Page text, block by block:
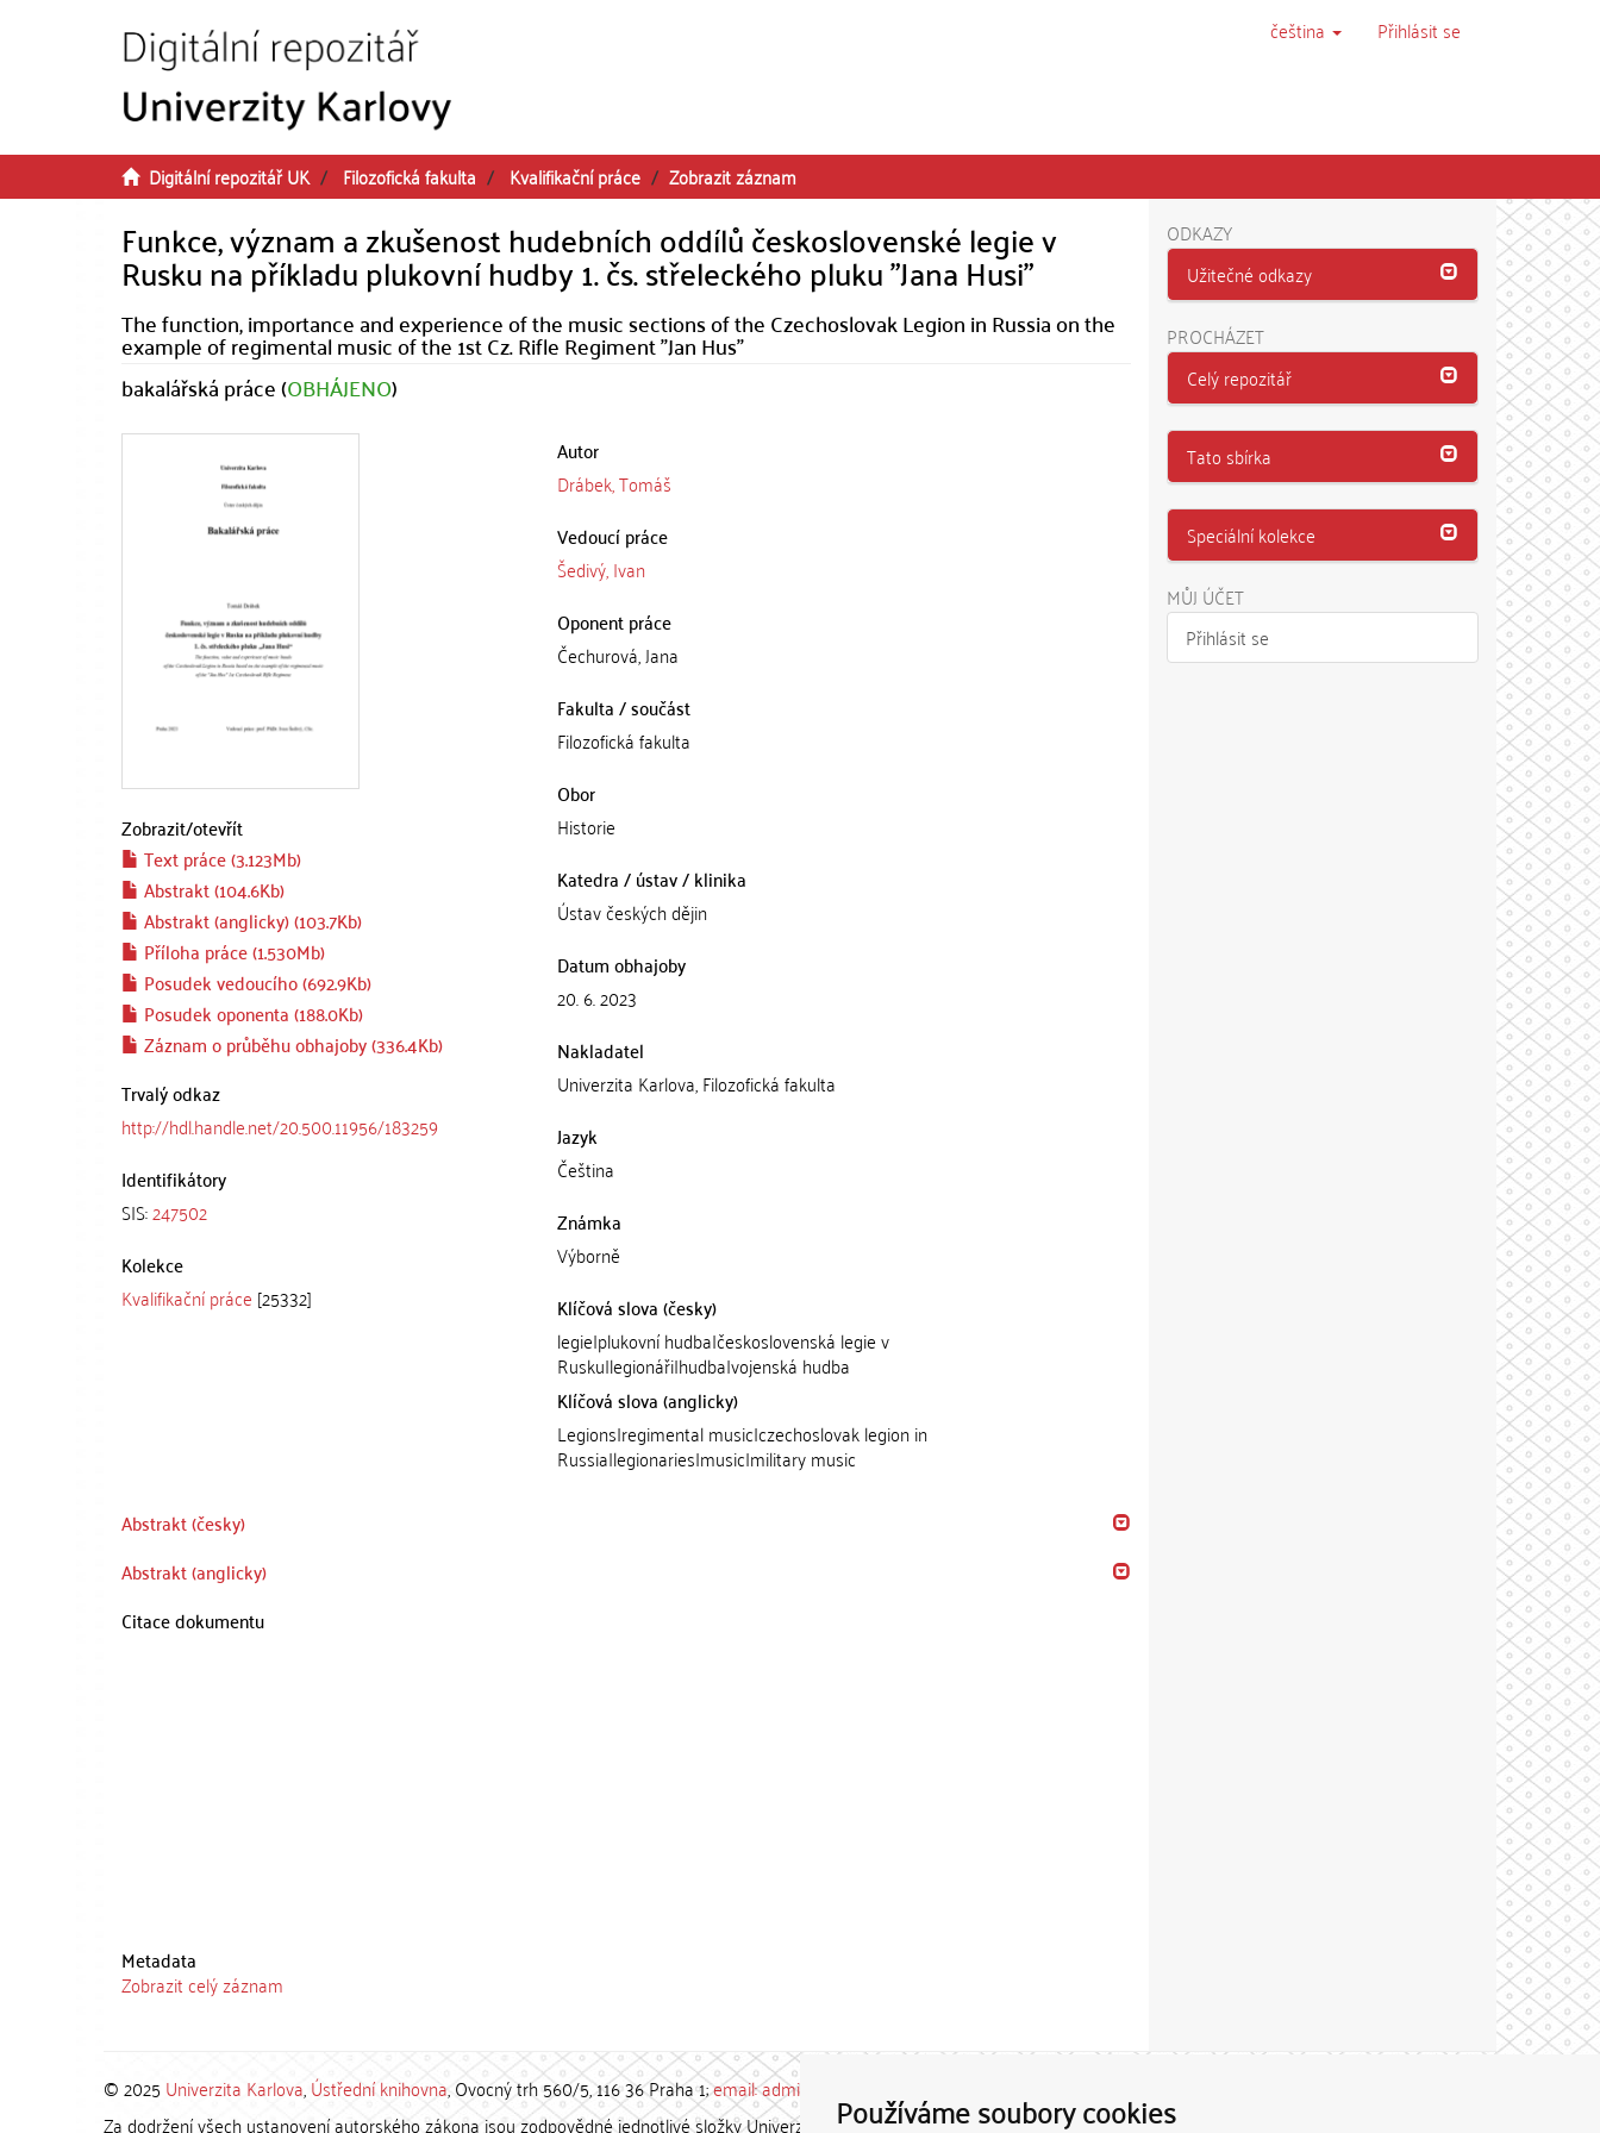
Používáme soubory cookies
čeština Přihlásit se
Digitální repozitář UK Filozofická fakulta Kvalifikační práce Zobrazit záznam
Funkce, význam a zkušenost hudebních oddílů československé legie v
Rusku na příkladu plukovní hudby 1. čs. střeleckého pluku "Jana Husi"
The function, importance and experience of the music sections of the Czechoslovak Legion in Russia on the
example of regimental music of the 1st Cz. Rifle Regiment "Jan Hus"
bakalářská práce (OBHÁJENO)
Zobrazit/otevřít
Text práce (3.123Mb)
Abstrakt (104.6Kb)
Abstrakt (anglicky) (103.7Kb)
Příloha práce (1.530Mb)
Posudek vedoucího (692.9Kb)
Posudek oponenta (188.0Kb)
Záznam o průběhu obhajoby (336.4Kb)
Trvalý odkaz
http://hdl.handle.net/20.500.11956/183259
Identifikátory
SIS:247502
Kolekce
Kvalifikační práce [25332]
Autor
Drábek, Tomáš
Vedoucí práce
Šedivý, Ivan
Oponent práce
Čechurová, Jana
Fakulta / součást
Filozofická fakulta
Obor
Historie
Katedra / ústav / klinika
Ústav českých dějin
Datum obhajoby
20. 6. 2023
Nakladatel
Univerzita Karlova, Filozofická fakulta
Jazyk
Čeština
Známka
Výborně
Klíčová slova (česky)
legie|plukovní hudba|československá legie v
Rusku|legionáři|hudba|vojenská hudba
Klíčová slova (anglicky)
Legions|regimental music|czechoslovak legion in
Russia|legionaries|music|military music
Abstrakt (česky)
Abstrakt (anglicky)
Citace dokumentu
Metadata
Zobrazit celý záznam
ODKAZY
Užitečné odkazy
PROCHÁZET
Celý repozitář
Tato sbírka
Speciální kolekce
MŮJ ÚČET
Přihlásit se
© 2025 Univerzita Karlova,Ústřední knihovna, Ovocný trh 560/5, 116 36 Praha 1;email: admin-repozitar [at] cuni.cz
Za dodržení všech ustanovení autorského zákona jsou zodpovědné jednotlivé složky Univerzity Karlovy. / Each constituent